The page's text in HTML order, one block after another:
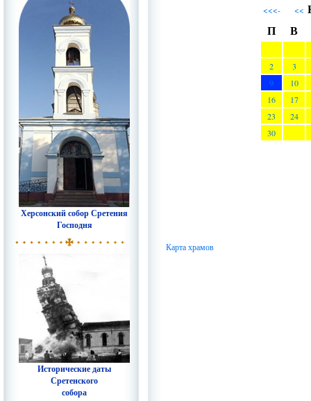
Херсонский собор Сретения
Господня
Исторические даты
Сретенского
собора
<<<- <<
П
В
2
3
9
10
16
17
23
24
30
Карта храмов